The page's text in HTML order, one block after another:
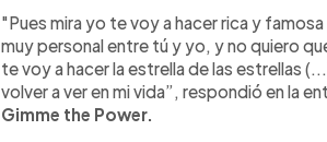
"Pues mira yo te voy a hacer rica y
muy personal entre tú y yo, y no quiero
te voy a hacer la estrella de las estrellas
volver a ver en mi vida”, respondió en la
Gimme the Power.